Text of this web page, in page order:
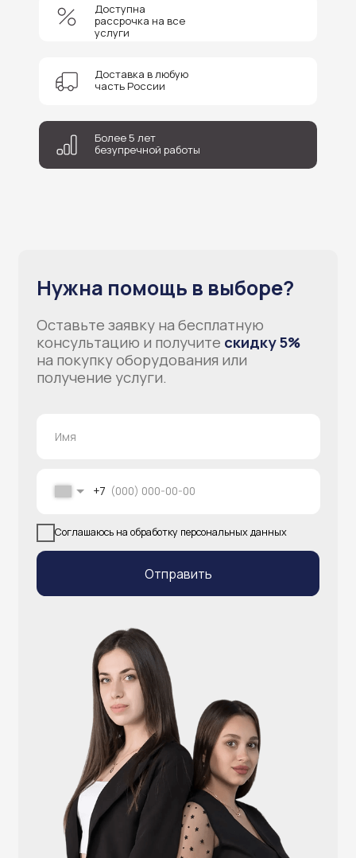
Доставка в любую
часть России
Доступна
рассрочка на все
услуги
Более 5 лет
безупречной работы
Соглашаюсь на обработку персональных данных
info@atlantisgr.ooo
Видеонаблюдение
Принтеры чеков и этикеток
Штрихкодовое оборудование
Весовое оборудование
Счётчики валюты
Терминалы самообслуживания
Денежные ящики
Онлайн-кассы
Антикражные ворота
POS-моноблоки